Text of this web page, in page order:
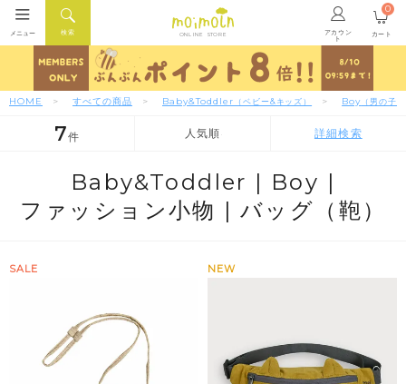
ONLINE STORE アカウン
ト
検索
メニュー カート
0
HOME すべての商品 Baby&Toddler （ベビー&キッズ） Boy （男の子）
人気順
価格が安い順
7件 詳細検索
Baby&Toddler | Boy |
ファッション小物 | バッグ（鞄）
SALE NEW